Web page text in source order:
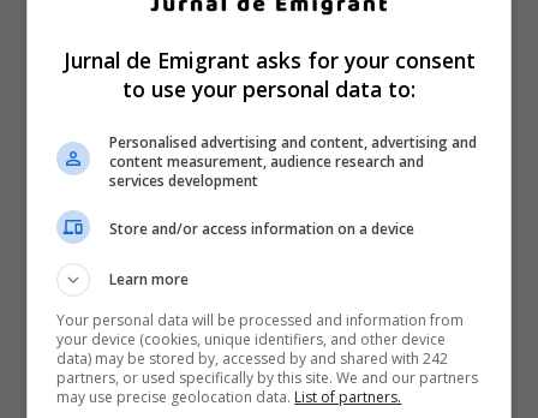
Jurnal de Emigrant asks for your consent
to use your personal data to:
Personalised advertising and content, advertising and
content measurement, audience research and
services development
Store and/or access information on a device
Learn more
Your personal data will be processed and information from
your device (cookies, unique identifiers, and other device
data) may be stored by, accessed by and shared with 242
partners, or used specifically by this site. We and our partners
may use precise geolocation data. List of partners.